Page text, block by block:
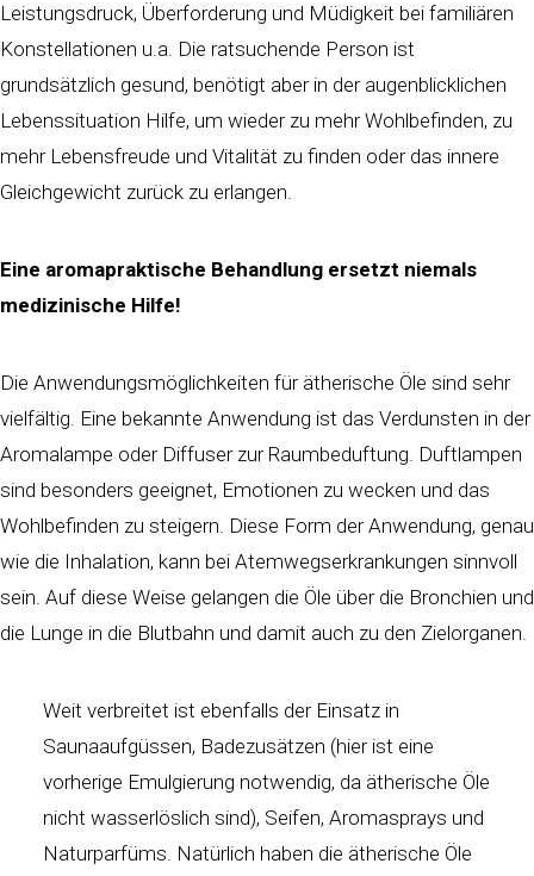
Leistungsdruck, Überforderung und Müdigkeit bei familiären
Konstellationen u.a. Die ratsuchende Person ist
grundsätzlich gesund, benötigt aber in der augenblicklichen
Lebenssituation Hilfe, um wieder zu mehr Wohlbefinden, zu
mehr Lebensfreude und Vitalität zu finden oder das innere
Gleichgewicht zurück zu erlangen.
Eine aromapraktische Behandlung ersetzt niemals
medizinische Hilfe!
Die Anwendungsmöglichkeiten für ätherische Öle sind sehr
vielfältig. Eine bekannte Anwendung ist das Verdunsten in der
Aromalampe oder Diffuser zur Raumbeduftung. Duftlampen
sind besonders geeignet, Emotionen zu wecken und das
Wohlbefinden zu steigern. Diese Form der Anwendung, genau
wie die Inhalation, kann bei Atemwegserkrankungen sinnvoll
sein. Auf diese Weise gelangen die Öle über die Bronchien und
die Lunge in die Blutbahn und damit auch zu den Zielorganen.
Weit verbreitet ist ebenfalls der Einsatz in
Saunaaufgüssen, Badezusätzen (hier ist eine
vorherige Emulgierung notwendig, da ätherische Öle
nicht wasserlöslich sind), Seifen, Aromasprays und
Naturparfüms. Natürlich haben die ätherische Öle